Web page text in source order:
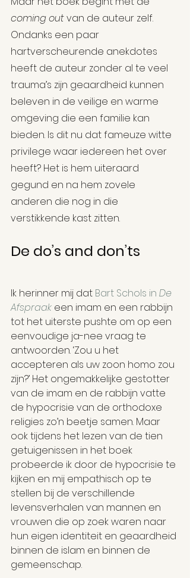
coming out van de auteur zelf.
Ondanks een paar
hartverscheurende anekdotes
heeft de auteur zonder al te veel
trauma’s zijn geaardheid kunnen
beleven in de veilige en warme
omgeving die een familie kan
bieden. Is dit nu dat fameuze witte
privilege waar iedereen het over
heeft? Het is hem uiteraard
gegund en na hem zovele
anderen die nog in die
verstikkende kast zitten.
De do’s and don’ts
Ik herinner mij dat Bart Schols in De
Afspraak een imam en een rabbijn
tot het uiterste pushte om op een
eenvoudige ja-nee vraag te
antwoorden. ‘Zou u het
accepteren als uw zoon homo zou
zijn?’ Het ongemakkelijke gestotter
van de imam en de rabbijn vatte
de hypocrisie van de orthodoxe
religies zo’n beetje samen. Maar
ook tijdens het lezen van de tien
getuigenissen in het boek
probeerde ik door de hypocrisie te
kijken en mij empathisch op te
stellen bij de verschillende
levensverhalen van mannen en
vrouwen die op zoek waren naar
hun eigen identiteit en geaardheid
binnen de islam en binnen de
gemeenschap.